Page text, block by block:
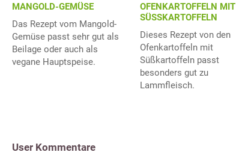
MANGOLD-GEMÜSE
Das Rezept vom Mangold-
Gemüse passt sehr gut als
Beilage oder auch als
vegane Hauptspeise.
OFENKARTOFFELN MIT
SÜSSKARTOFFELN
Dieses Rezept von den
Ofenkartoffeln mit
Süßkartoffeln passt
besonders gut zu
Lammfleisch.
User Kommentare